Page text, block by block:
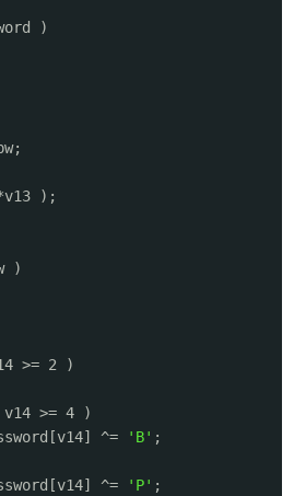
)
*v13 );
)
>= 2 )
>= 4 )
^=
'B' ;
^=
'P' ;